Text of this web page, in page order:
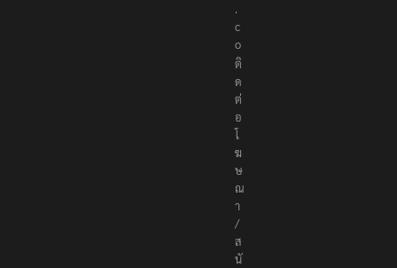
.
c
o
ติ
ด
ต่
อ
โ
ฆ
ษ
ณ
า
/
ส
นั